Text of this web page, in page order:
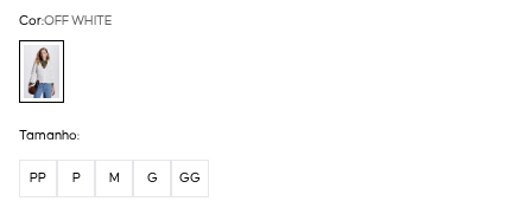
Cor:OFF WHITE
Tamanho:
PP P M G GG